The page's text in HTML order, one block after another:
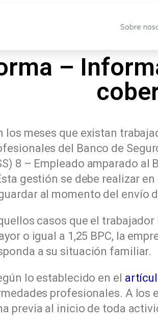
Sobre
–
los meses que existan
del Banco de
8 – Empleado amparado
gestión se debe realizar
al momento del envío
casos que el
o igual a 1,25 BPC, la
a su situación familiar.
lo establecido en el
profesionales. A los
previa al inicio de toda